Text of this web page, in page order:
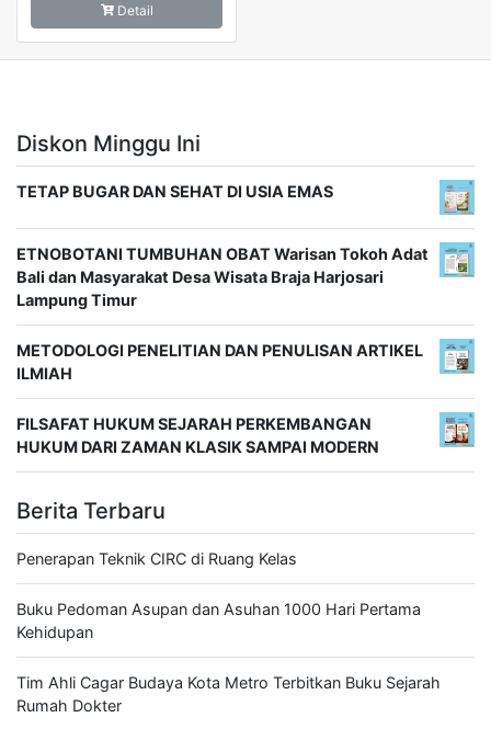
Detail
Diskon Minggu Ini
TETAP BUGAR DAN SEHAT DI USIA EMAS
ETNOBOTANI TUMBUHAN OBAT Warisan Tokoh Adat
Bali dan Masyarakat Desa Wisata Braja Harjosari
Lampung Timur
METODOLOGI PENELITIAN DAN PENULISAN ARTIKEL
ILMIAH
FILSAFAT HUKUM SEJARAH PERKEMBANGAN
HUKUM DARI ZAMAN KLASIK SAMPAI MODERN
Berita Terbaru
Penerapan Teknik CIRC di Ruang Kelas
Buku Pedoman Asupan dan Asuhan 1000 Hari Pertama
Kehidupan
Tim Ahli Cagar Budaya Kota Metro Terbitkan Buku Sejarah
Rumah Dokter